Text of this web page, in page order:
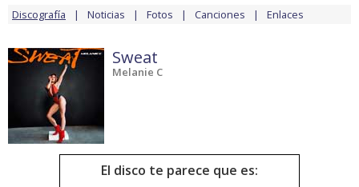
Discografía Noticias Fotos Canciones Enlaces
Sweat
Melanie C
El disco te parece que es: